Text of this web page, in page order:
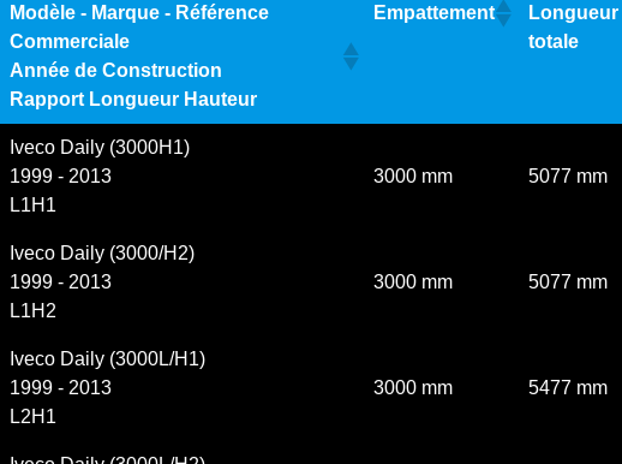
Modèle - Marque - Référence
Commerciale
Année de Construction
Rapport Longueur Hauteur
Empattement
Longueur
totale
Iveco Daily (3000H1)
1999 - 2013
L1H1
3000 mm 5077 mm
Iveco Daily (3000/H2)
1999 - 2013
L1H2
3000 mm 5077 mm
Iveco Daily (3000L/H1)
1999 - 2013
L2H1
3000 mm 5477 mm